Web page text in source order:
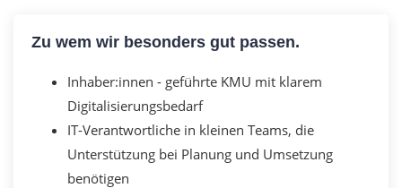
Zu wem wir besonders gut passen.
Inhaber:innen - geführte KMU mit klarem
Digitalisierungsbedarf
IT-Verantwortliche in kleinen Teams, die
Unterstützung bei Planung und Umsetzung
benötigen